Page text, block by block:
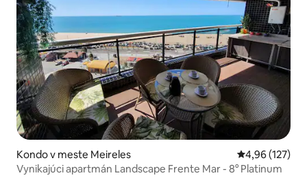
Kondo v meste Meireles Priemerné
4,96 (127)
Vynikajúci apartmán Landscape Frente Mar - 8° Platinum